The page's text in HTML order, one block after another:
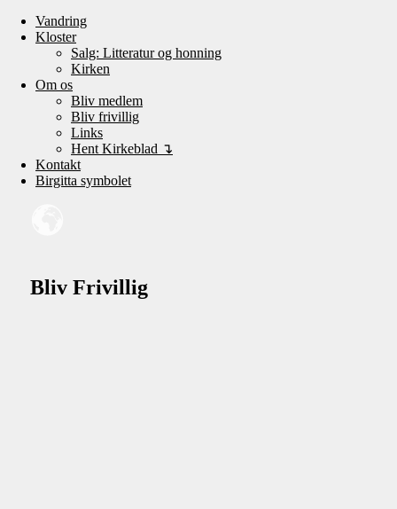
Vandring
Kloster
Salg: Litteratur og honning
Kirken
Om os
Bliv medlem
Bliv frivillig
Links
Hent Kirkeblad ↴
Kontakt
Birgitta symbolet
Bliv Frivillig